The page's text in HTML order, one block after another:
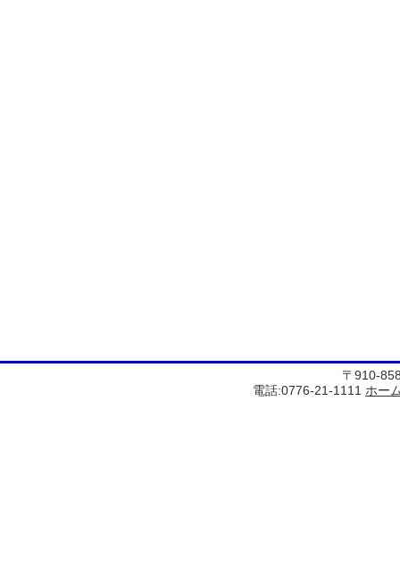
〒910-
電話:0776-21-1111 ホー